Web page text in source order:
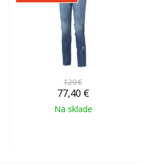
129 €
77,40 €
Na sklade